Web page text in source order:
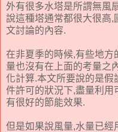
外有很多水塔是所謂無風
說這種塔通常都很大很高,
文討論的內容.
在非夏季的時候,有些地方
量也沒有在上面的考量之
化計算.本文所要說的是假
件許可的狀況下,盡量利
有很好的節能效果.
但是如果說風量,水量已經